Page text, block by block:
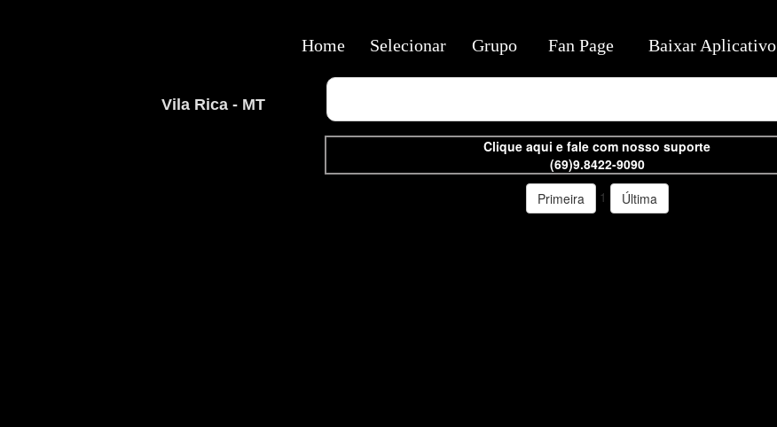
Vila Rica - MT
Clique aqui e fale com nosso suporte
(69)9.8422-9090
Primeira
1 Última
Home Selecionar Grupo Fan Page Baixar Aplicativo